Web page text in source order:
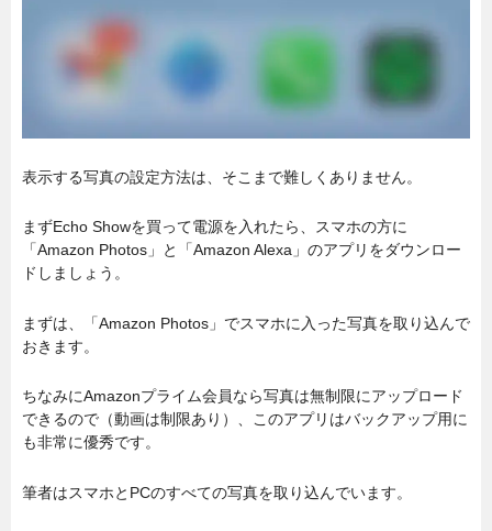
表示する写真の設定方法は、そこまで難しくありません。
まずEcho Showを買って電源を入れたら、スマホの方に
「Amazon Photos」と「Amazon Alexa」のアプリをダウンロー
ドしましょう。
まずは、「Amazon Photos」でスマホに入った写真を取り込んで
おきます。
ちなみにAmazonプライム会員なら写真は無制限にアップロード
できるので（動画は制限あり）、このアプリはバックアップ用に
も非常に優秀です。
筆者はスマホとPCのすべての写真を取り込んでいます。